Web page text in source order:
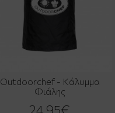
Outdoorchef - Κάλυμμα
Φιάλης
24,95€